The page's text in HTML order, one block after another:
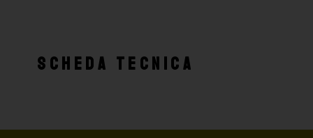
SCHEDA TECNICA